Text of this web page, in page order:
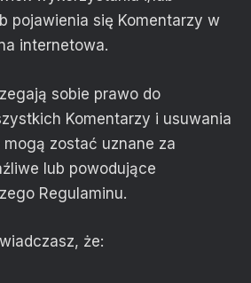
pojawienia się Komentarzy w
internetowa.
sobie prawo do
Komentarzy i usuwania
zostać uznane za
lub powodujące
Regulaminu.
że: